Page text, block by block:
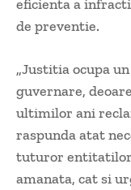
eficienta a
de preventie.
„Justitia ocupa
guvernare,
ultimilor ani
raspunda atat
tuturor entitatilor
amanata, cat si